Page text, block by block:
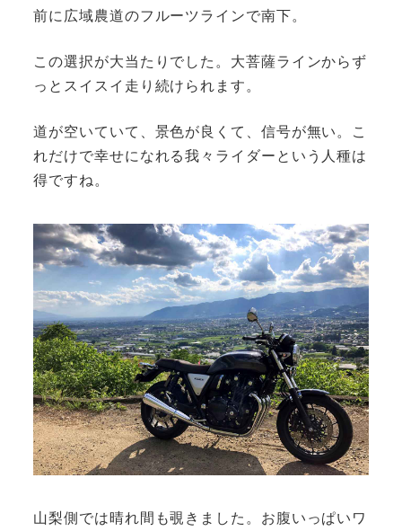
前に広域農道のフルーツラインで南下。
この選択が大当たりでした。大菩薩ラインからず
っとスイスイ走り続けられます。
道が空いていて、景色が良くて、信号が無い。こ
れだけで幸せになれる我々ライダーという人種は
得ですね。
山梨側では晴れ間も覗きました。お腹いっぱいワ